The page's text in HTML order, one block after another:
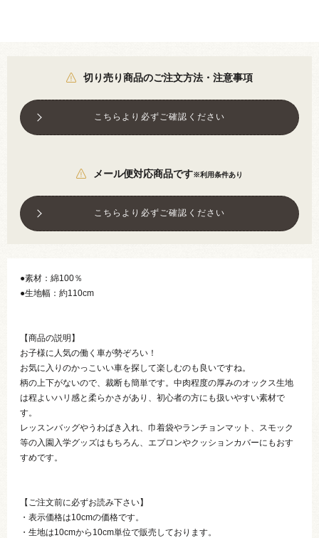
切り売り商品のご注文方法・注意事項
こちらより必ずご確認ください
メール便対応商品です※利用条件あり
こちらより必ずご確認ください
●素材：綿100％
●生地幅：約110cm
【商品の説明】
お子様に人気の働く車が勢ぞろい！
お気に入りのかっこいい車を探して楽しむのも良いですね。
柄の上下がないので、裁断も簡単です。中肉程度の厚みのオックス生地
は程よいハリ感と柔らかさがあり、初心者の方にも扱いやすい素材で
す。
レッスンバッグやうわばき入れ、巾着袋やランチョンマット、スモック
等の入園入学グッズはもちろん、エプロンやクッションカバーにもおす
すめです。
【ご注文前に必ずお読み下さい】
・表示価格は10cmの価格です。
・生地は10cmから10cm単位で販売しております。